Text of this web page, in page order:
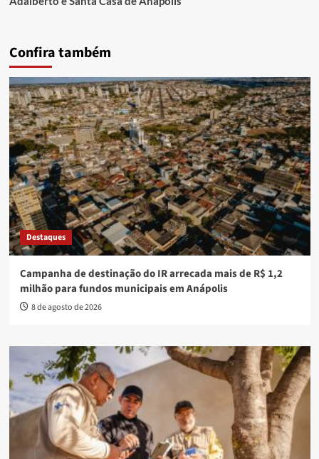
Confira também
Destaques
Campanha de destinação do IR arrecada mais de R$ 1,2
milhão para fundos municipais em Anápolis
8 de agosto de 2026